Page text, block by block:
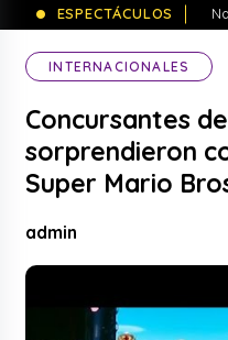
ESPECTÁCULOS
INTERNACIONALES
Concursantes
sorprendieron
Super Mario
admin